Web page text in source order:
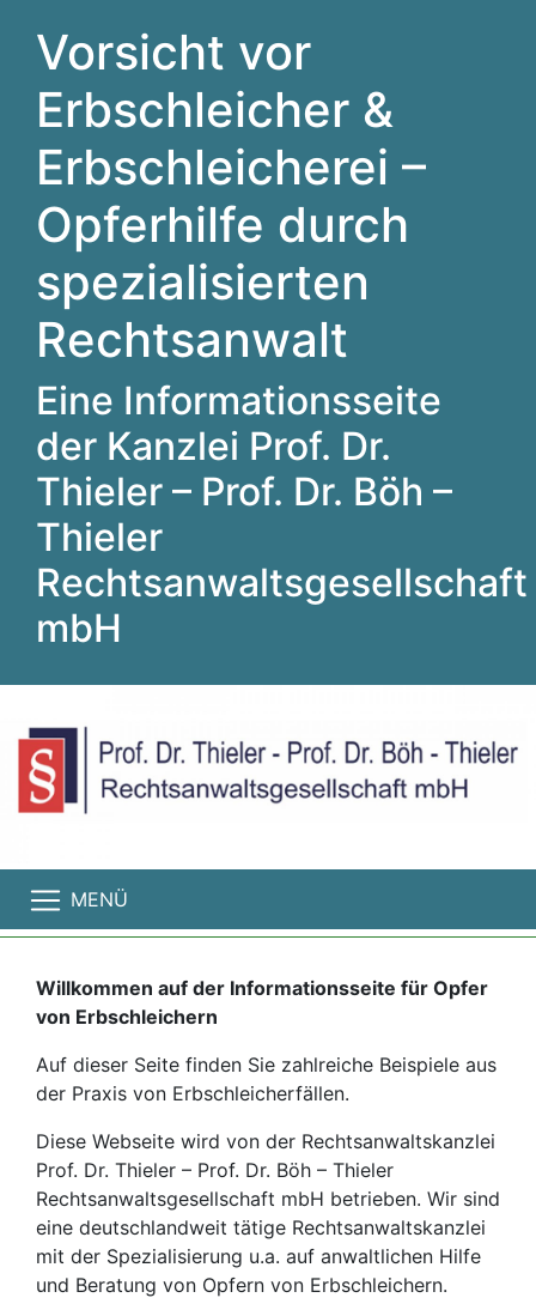
Vorsicht vor
Erbschleicher &
Erbschleicherei –
Opferhilfe durch
spezialisierten
Rechtsanwalt
Eine Informationsseite
der Kanzlei Prof. Dr.
Thieler – Prof. Dr. Böh –
Thieler
Rechtsanwaltsgesellschaft
mbH
MENÜ
Willkommen auf der Informationsseite für Opfer
von Erbschleichern
Auf dieser Seite finden Sie zahlreiche Beispiele aus
der Praxis von Erbschleicherfällen.
Diese Webseite wird von der Rechtsanwaltskanzlei
Prof. Dr. Thieler – Prof. Dr. Böh – Thieler
Rechtsanwaltsgesellschaft mbH betrieben. Wir sind
eine deutschlandweit tätige Rechtsanwaltskanzlei
mit der Spezialisierung u.a. auf anwaltlichen Hilfe
und Beratung von Opfern von Erbschleichern.